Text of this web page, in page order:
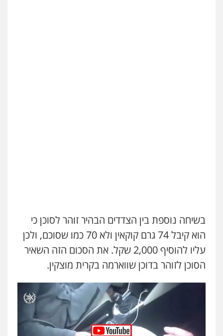
בשיחה נוספת בין הצדדים הבהיר זוהר לסוכן כי
הוא קיבל 74 גרם קוקאין ולא 70 כמו שסוכם, ולכן
עליו להוסיף 2,000 שקל. את הסכום הזה השאיר
הסוכן לזוהר בדוכן שווארמה בקרית מוצקין.